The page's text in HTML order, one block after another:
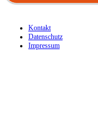
Kontakt
Datenschutz
Impressum